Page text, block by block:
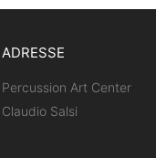
ADRESSE
Percussion Art Center
Claudio Salsi